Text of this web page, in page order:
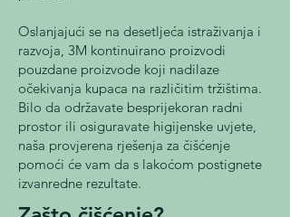
Oslanjajući se na desetljeća istraživanja i
razvoja, 3M kontinuirano proizvodi
pouzdane proizvode koji nadilaze
očekivanja kupaca na različitim tržištima.
Bilo da održavate besprijekoran radni
prostor ili osiguravate higijenske uvjete,
naša provjerena rješenja za čišćenje
pomoći će vam da s lakoćom postignete
izvanredne rezultate.